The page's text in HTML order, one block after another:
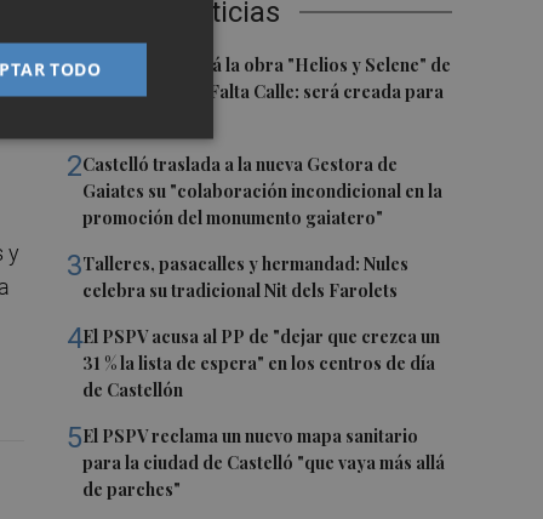
Últimas Noticias
1Castelló acogerá la obra "Helios y Selene" de
la compañía Te Falta Calle: será creada para
2Castelló traslada a la nueva Gestora de
Gaiates su "colaboración incondicional en la
promoción del monumento gaiatero"
3Talleres, pasacalles y hermandad: Nules
celebra su tradicional Nit dels Farolets
4El PSPV acusa al PP de "dejar que crezca un
31 % la lista de espera" en los centros de día
de Castellón
5El PSPV reclama un nuevo mapa sanitario
para la ciudad de Castelló "que vaya más allá
de parches"
y
TODO